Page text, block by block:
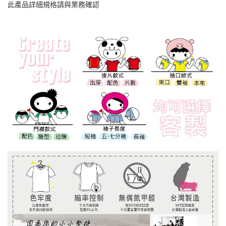
此產品詳細規格請與業務確認